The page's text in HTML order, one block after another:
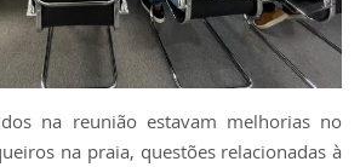
na reunião estavam melhorias no
na praia, questões relacionadas à